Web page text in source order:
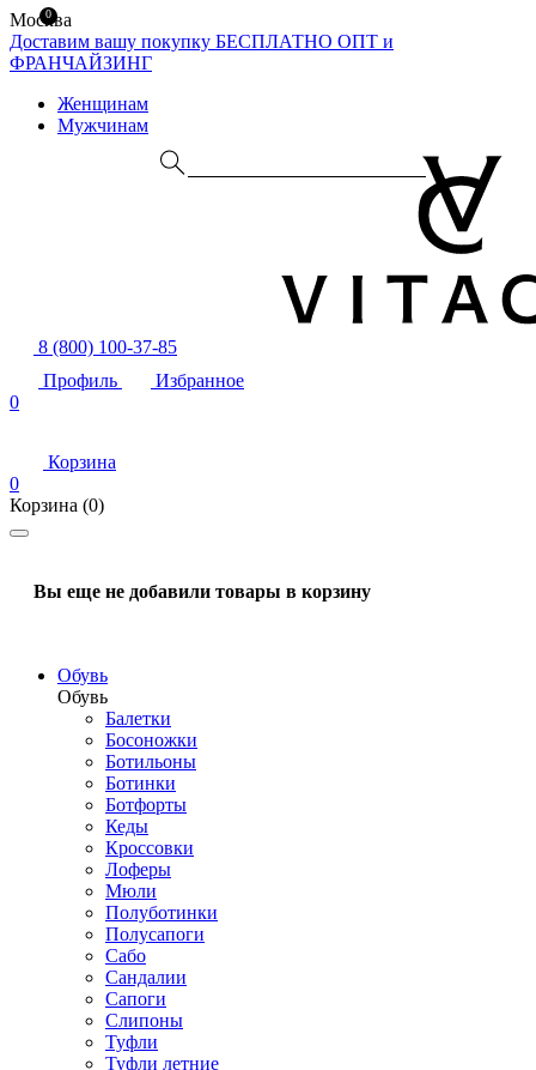
Москва
Доставим вашу покупку БЕСПЛАТНО ОПТ и
ФРАНЧАЙЗИНГ
Женщинам
Мужчинам
8 (800) 100-37-85
Профиль
Избранное
0
Корзина
0
Корзина (0)
Вы еще не добавили товары в корзину
Обувь
Обувь
Балетки
Босоножки
Ботильоны
Ботинки
Ботфорты
Кеды
Кроссовки
Лоферы
Мюли
Полуботинки
Полусапоги
Сабо
Сандалии
Сапоги
Слипоны
Туфли
Туфли летние
0